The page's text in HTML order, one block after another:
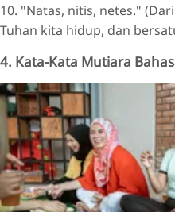
10. "Natas, nitis, netes."
Tuhan kita hidup, dan
4. Kata-Kata Mutiara